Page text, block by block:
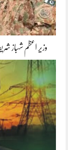
وزیر اعظم شہباز